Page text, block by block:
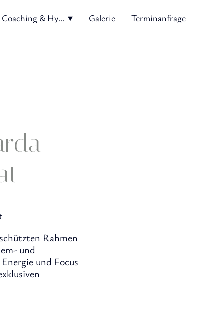
Reset! 1:1 Coaching & Hypnose Galerie Terminanfrage
Rahmen
und
und Focus